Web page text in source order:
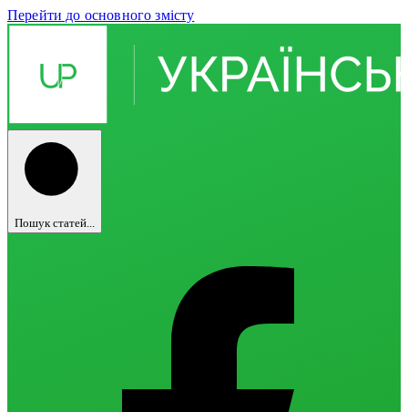
Перейти до основного змісту
Пошук статей...